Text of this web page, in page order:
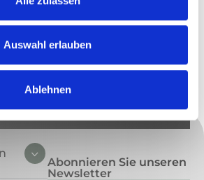
Auswahl erlauben
Ablehnen
und
Tel. +49 - 151 22
81 27 29
Abonnieren Sie unseren
Newsletter